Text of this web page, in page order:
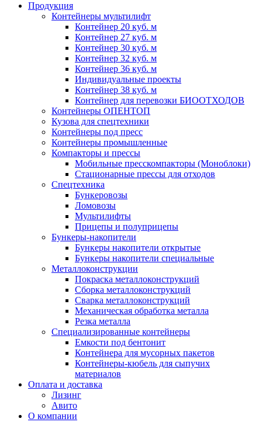
Продукция
Контейнеры мультилифт
Контейнер 20 куб. м
Контейнер 27 куб. м
Контейнер 30 куб. м
Контейнер 32 куб. м
Контейнер 36 куб. м
Индивидуальные проекты
Контейнер 38 куб. м
Контейнер для перевозки БИООТХОДОВ
Контейнеры ОПЕНТОП
Кузова для спецтехники
Контейнеры под пресс
Контейнеры промышленные
Компакторы и прессы
Мобильные пресскомпакторы (Моноблоки)
Стационарные прессы для отходов
Спецтехника
Бункеровозы
Ломовозы
Мультилифты
Прицепы и полуприцепы
Бункеры-накопители
Бункеры накопители открытые
Бункеры накопители специальные
Металлоконструкции
Покраска металлоконструкций
Сборка металлоконструкций
Сварка металлоконструкций
Механическая обработка металла
Резка металла
Специализированные контейнеры
Емкости под бентонит
Контейнера для мусорных пакетов
Контейнеры-кюбель для сыпучих
материалов
Оплата и доставка
Лизинг
Авито
О компании